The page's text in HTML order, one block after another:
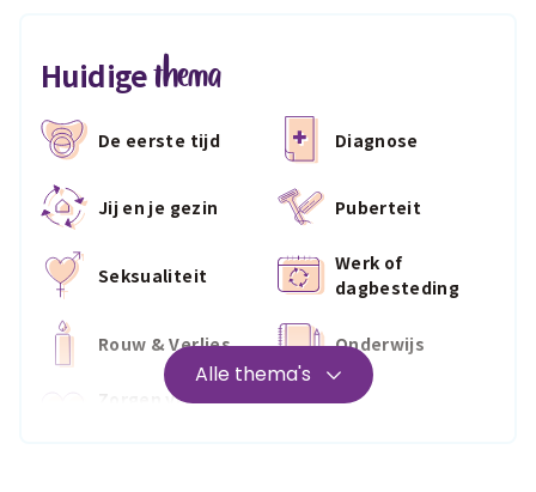
Huidigethema
De eerste tijd Diagnose
Jij en je gezin Puberteit
Seksualiteit
Werk of
dagbesteding
Rouw & Verlies Onderwijs
Zorgen voor
Wonen
Alle thema's